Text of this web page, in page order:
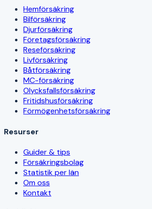
Hemförsäkring
Bilförsäkring
Djurförsäkring
Företagsförsäkring
Reseförsäkring
Livförsäkring
Båtförsäkring
MC-försäkring
Olycksfallsförsäkring
Fritidshusförsäkring
Förmögenhetsförsäkring
Resurser
Guider & tips
Försäkringsbolag
Statistik per län
Om oss
Kontakt